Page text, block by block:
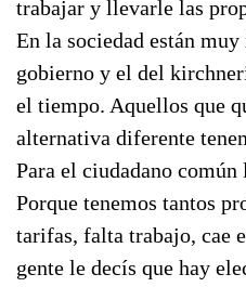
trabajar y llevarle las
En la sociedad están
gobierno y el del
el tiempo. Aquellos que
alternativa diferente
Para el ciudadano
Porque tenemos tantos
tarifas, falta trabajo, cae
gente le decís que hay